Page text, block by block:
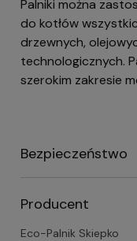
Palniki można
do kotłów
drzewnych,
technologicznych.
szerokim zakresie
Bezpieczeństwo
Producent
Eco-Palnik Skiepko